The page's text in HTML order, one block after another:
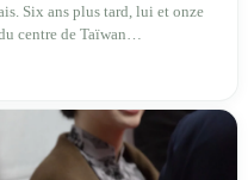
Six ans plus tard, lui et onze
centre de Taïwan
générationnel en une